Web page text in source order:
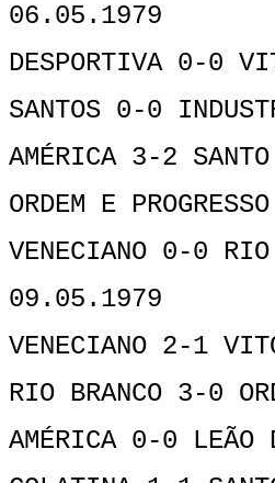
06.05.1979
DESPORTIVA 0-0
SANTOS 0-0
AMÉRICA 3-2
ORDEM E
VENECIANO 0-0 RIO
09.05.1979
VENECIANO 2-1
RIO BRANCO 3-0
AMÉRICA 0-0 LEÃO